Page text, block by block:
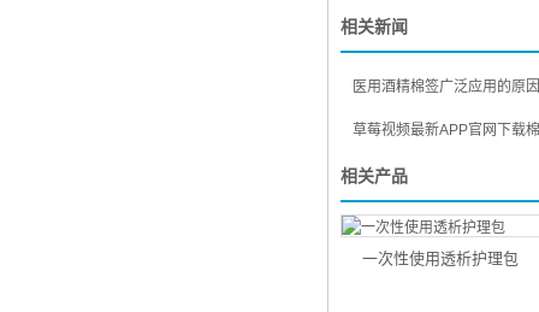
相关新闻
医用酒精棉签广泛应用的
草莓视频最新APP官网下载棉和化
相关产品
一次性使用透析护理包